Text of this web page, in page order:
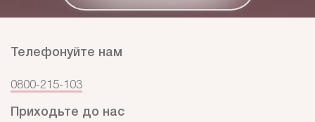
Телефонуйте нам
0800-215-103
Приходьте до нас